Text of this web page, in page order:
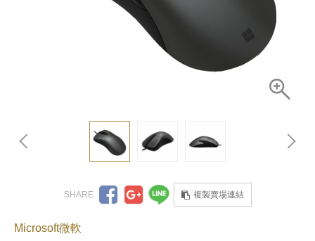
複製賣場連結
Microsoft微軟